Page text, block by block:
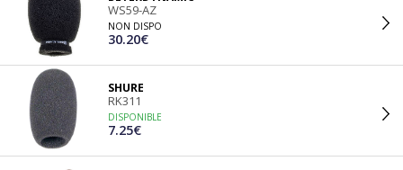
WS59-AZ
NON DISPO
30.20€
SHURE
RK311
DISPONIBLE
7.25€